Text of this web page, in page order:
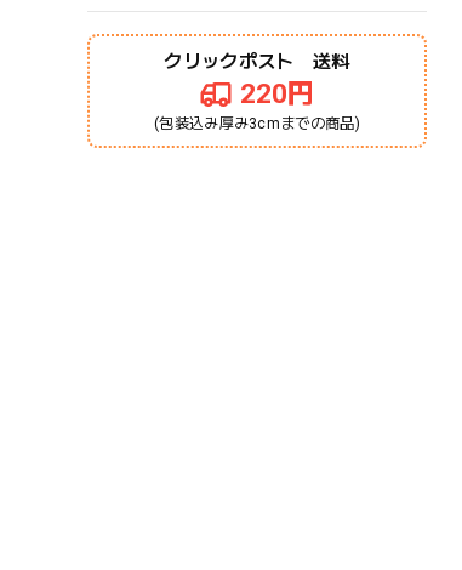
クリックポスト 送料
220円
(包装込み厚み3cmまでの商品)